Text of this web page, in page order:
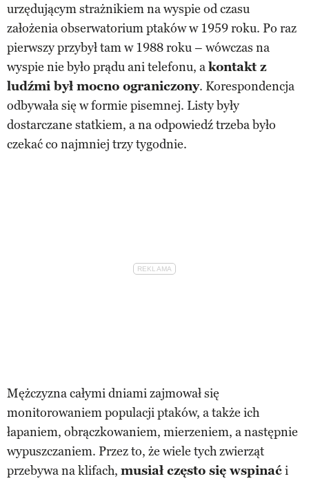
urzędującym strażnikiem na wyspie od czasu
założenia obserwatorium ptaków w 1959 roku. Po raz
pierwszy przybył tam w 1988 roku – wówczas na
wyspie nie było prądu ani telefonu, akontakt z
ludźmi był mocno ograniczony. Korespondencja
odbywała się w formie pisemnej. Listy były
dostarczane statkiem, a na odpowiedź trzeba było
czekać co najmniej trzy tygodnie.
Mężczyzna całymi dniami zajmował się
monitorowaniem populacji ptaków, a także ich
łapaniem, obrączkowaniem, mierzeniem, a następnie
wypuszczaniem. Przez to, że wiele tych zwierząt
przebywa na klifach, musiał często się wspinaći